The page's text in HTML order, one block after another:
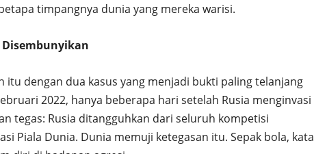
timpangnya dunia yang mereka warisi.
Disembunyikan
itu dengan dua kasus yang menjadi bukti paling telanjang
2022, hanya beberapa hari setelah Rusia menginvasi
tegas: Rusia ditangguhkan dari seluruh kompetisi
Piala Dunia. Dunia memuji ketegasan itu. Sepak bola, kata